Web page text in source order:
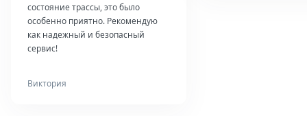
состояние трассы, это было
особенно приятно. Рекомендую
как надежный и безопасный
сервис!
Виктория